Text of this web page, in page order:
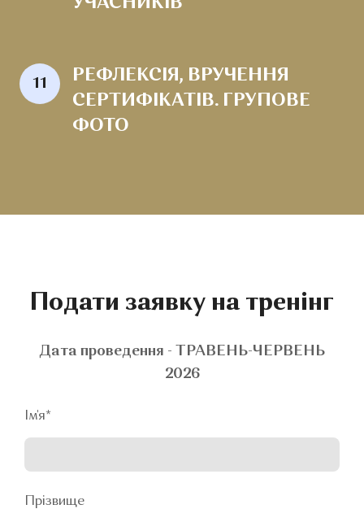
11
РЕФЛЕКСІЯ, ВРУЧЕННЯ
СЕРТИФІКАТІВ. ГРУПОВЕ
ФОТО
Подати заявку на тренінг
Дата проведення - ТРАВЕНЬ-ЧЕРВЕНЬ
2026
Ім'я*
Прізвище